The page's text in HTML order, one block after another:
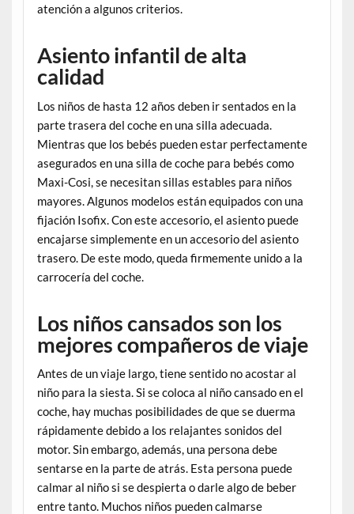
atención a algunos criterios.
Asiento infantil de alta
calidad
Los niños de hasta 12 años deben ir sentados en la
parte trasera del coche en una silla adecuada.
Mientras que los bebés pueden estar perfectamente
asegurados en una silla de coche para bebés como
Maxi-Cosi, se necesitan sillas estables para niños
mayores. Algunos modelos están equipados con una
fijación Isofix. Con este accesorio, el asiento puede
encajarse simplemente en un accesorio del asiento
trasero. De este modo, queda firmemente unido a la
carrocería del coche.
Los niños cansados son los
mejores compañeros de viaje
Antes de un viaje largo, tiene sentido no acostar al
niño para la siesta. Si se coloca al niño cansado en el
coche, hay muchas posibilidades de que se duerma
rápidamente debido a los relajantes sonidos del
motor. Sin embargo, además, una persona debe
sentarse en la parte de atrás. Esta persona puede
calmar al niño si se despierta o darle algo de beber
entre tanto. Muchos niños pueden calmarse